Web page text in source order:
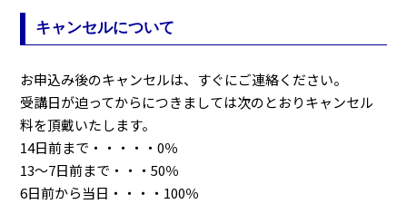
キャンセルについて
お申込み後のキャンセルは、すぐにご連絡ください。
受講日が迫ってからにつきましては次のとおりキャンセル
料を頂戴いたします。
14日前まで・・・・・0％
13～7日前まで・・・50％
6日前から当日・・・・100％